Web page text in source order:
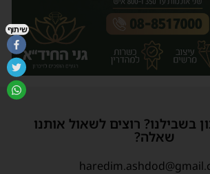
בשבילנו? רוצים לשאול אותנו
שאלה?
שיתוף